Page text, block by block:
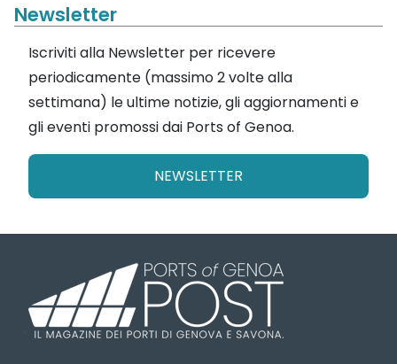
Newsletter
Iscriviti alla Newsletter per ricevere
periodicamente (massimo 2 volte alla
settimana) le ultime notizie, gli aggiornamenti e
gli eventi promossi dai Ports of Genoa.
NEWSLETTER